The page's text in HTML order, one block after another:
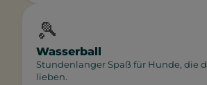
🎾
Wasserball
Stundenlanger Spaß für Hunde, die
lieben.